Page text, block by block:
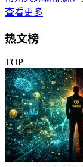
查看更多
热文榜
TOP